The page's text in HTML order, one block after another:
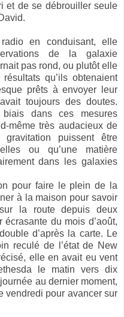
et de se débrouiller seule
en conduisant, elle
de la galaxie
pas rond, ou plutôt elle
qu’ils obtenaient
prêts à envoyer leur
toujours des doutes.
dans ces mesures
même très audacieux de
puissent être
ou qu’une matière
dans les galaxies
pour faire le plein de la
à la maison pour savoir
la route depuis deux
du mois d’août,
d’après la carte. Le
reculé de l’état de New
elle en avait eu vent
le matin vers dix
au dernier moment,
vendredi pour avancer sur